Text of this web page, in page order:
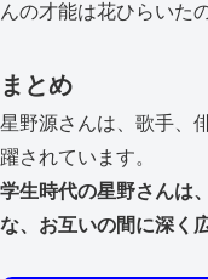
んの才能は花ひらいた
まとめ
星野源さんは、歌手、
躍されています。
学生時代の星野さんは
な、お互いの間に深く